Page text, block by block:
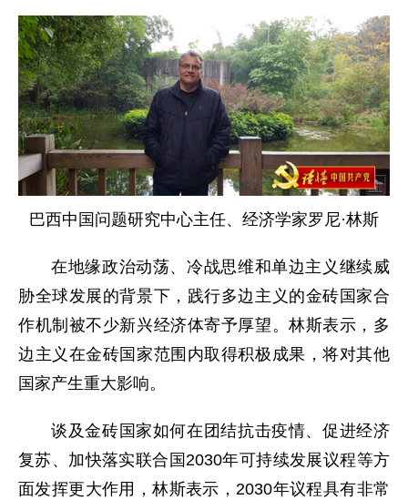
巴西中国问题研究中心主任、经济学家罗尼·林斯
在地缘政治动荡、冷战思维和单边主义继续威
胁全球发展的背景下，践行多边主义的金砖国家合
作机制被不少新兴经济体寄予厚望。林斯表示，多
边主义在金砖国家范围内取得积极成果，将对其他
国家产生重大影响。
谈及金砖国家如何在团结抗击疫情、促进经济
复苏、加快落实联合国2030年可持续发展议程等方
面发挥更大作用，林斯表示，2030年议程具有非常